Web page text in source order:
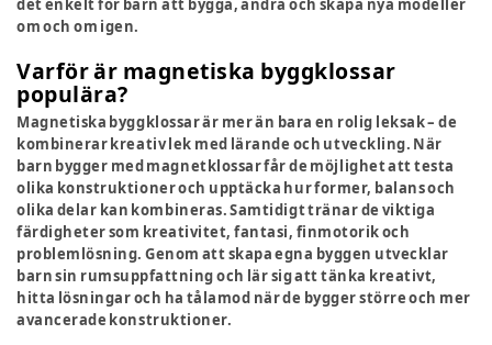
det enkelt för barn att bygga, ändra och skapa nya modeller
om och om igen.
Varför är magnetiska byggklossar
populära?
Magnetiska byggklossar är mer än bara en rolig leksak – de
kombinerar kreativ lek med lärande och utveckling. När
barn bygger med magnetklossar får de möjlighet att testa
olika konstruktioner och upptäcka hur former, balans och
olika delar kan kombineras. Samtidigt tränar de viktiga
färdigheter som kreativitet, fantasi, finmotorik och
problemlösning. Genom att skapa egna byggen utvecklar
barn sin rumsuppfattning och lär sig att tänka kreativt,
hitta lösningar och ha tålamod när de bygger större och mer
avancerade konstruktioner.